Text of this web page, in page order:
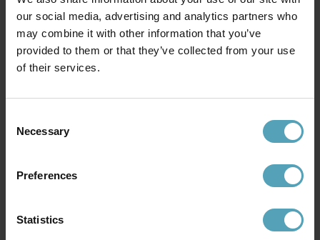
our social media, advertising and analytics partners who
may combine it with other information that you’ve
provided to them or that they’ve collected from your use
of their services.
Selection
Necessary
Preferences
Statistics
653 kr
Rek. 899 kr